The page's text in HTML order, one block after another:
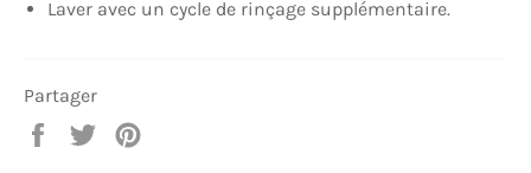
Laver avec un cycle de rinçage supplémentaire.
Partager
PartagerTweeter